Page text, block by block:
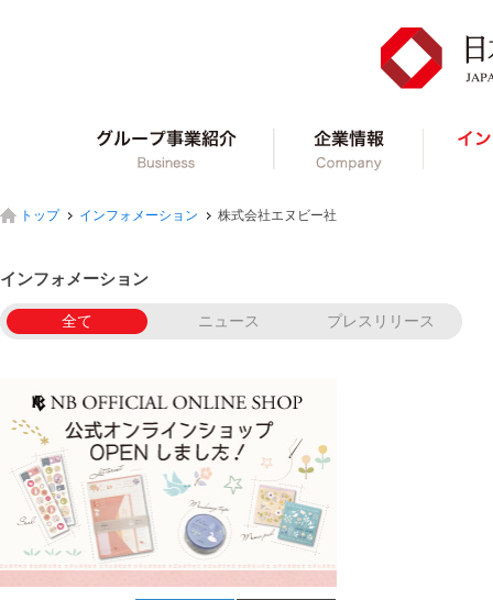
グループ事業紹介 企業情報
トップ インフォメーション 株式会社エヌビー社
インフォメーション
全て ニュース プレスリリース